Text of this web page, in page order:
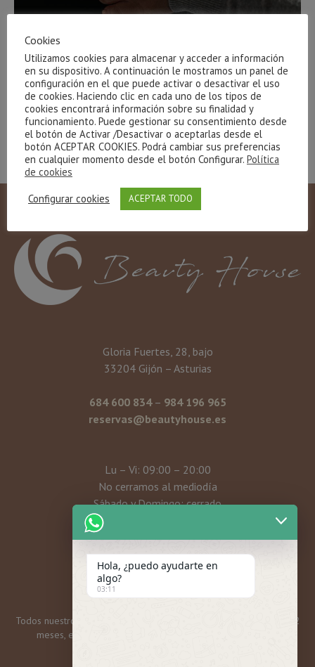
Gloria Fuertes, 28, bajo
33204 Gijón – Asturias
684 600 834– 984 196 965
reservas@beautyhouse.es
Lu – Vi: 09:00 – 20:00
No cerramos al mediodía
Sábado y Domingo: cerrado
Mi cuenta
Todos nuestros bonos y tarjetas regalo tienen una caducidad de 12
meses, excepto las promos mensuales, que son 6 meses.
Cookies
Utilizamos cookies para almacenar y acceder a información
en su dispositivo. A continuación le mostramos un panel de
configuración en el que puede activar o desactivar el uso
de cookies. Haciendo clic en cada uno de los tipos de
cookies encontrará información sobre su finalidad y
funcionamiento. Puede gestionar su consentimiento desde
el botón de Activar /Desactivar o aceptarlas desde el
botón ACEPTAR COOKIES. Podrá cambiar sus preferencias
en cualquier momento desde el botón Configurar. Política
de cookies
Configurar cookies
ACEPTAR TODO
Hola, ¿puedo ayudarte en
algo?
03:11